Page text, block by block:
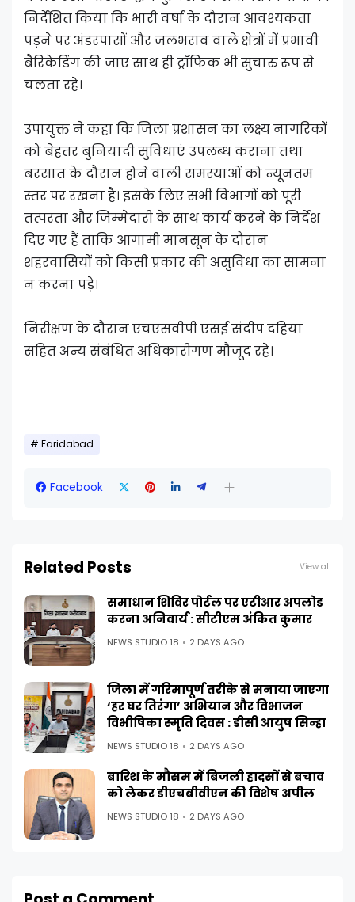
निर्देशित किया कि भारी वर्षा के दौरान आवश्यकता
पड़ने पर अंडरपासों और जलभराव वाले क्षेत्रों में प्रभावी
बैरिकेडिंग की जाए साथ ही ट्रॉफिक भी सुचारु रूप से
चलता रहे।
उपायुक्त ने कहा कि जिला प्रशासन का लक्ष्य नागरिकों
को बेहतर बुनियादी सुविधाएं उपलब्ध कराना तथा
बरसात के दौरान होने वाली समस्याओं को न्यूनतम
स्तर पर रखना है। इसके लिए सभी विभागों को पूरी
तत्परता और जिम्मेदारी के साथ कार्य करने के निर्देश
दिए गए हैं ताकि आगामी मानसून के दौरान
शहरवासियों को किसी प्रकार की असुविधा का सामना
न करना पड़े।
निरीक्षण के दौरान एचएसवीपी एसई संदीप दहिया
सहित अन्य संबंधित अधिकारीगण मौजूद रहे।
Faridabad
Facebook
Related Posts View all
समाधान शिविर पोर्टल पर एटीआर अपलोड
करना अनिवार्य : सीटीएम अंकित कुमार
NEWS STUDIO 18 2 DAYS AGO
जिला में गरिमापूर्ण तरीके से मनाया जाएगा
‘हर घर तिरंगा’ अभियान और विभाजन
विभीषिका स्मृति दिवस : डीसी आयुष सिन्हा
NEWS STUDIO 18 2 DAYS AGO
बारिश के मौसम में बिजली हादसों से बचाव
को लेकर डीएचबीवीएन की विशेष अपील
NEWS STUDIO 18 2 DAYS AGO